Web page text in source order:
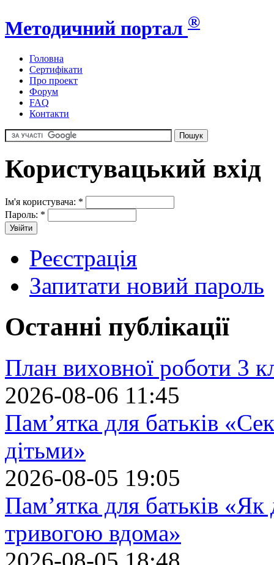
Методичний портал ®
Головна
Сертифікати
Про проект
Форум
FAQ
Контакти
Користувацький вхід
Ім'я користувача: *
Пароль: *
Реєстрація
Запитати новий пароль
Останні публікації
План виховної роботи 3
2026-08-06 11:45
Пам’ятка для батьків
дітьми»
2026-08-05 19:05
Пам’ятка для батьків
тривогою вдома»